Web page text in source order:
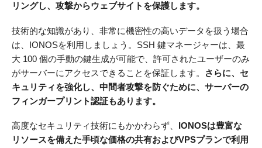
リングし、攻撃からウェブサイトを保護します。
技術的な知識があり、非常に機密性の高いデータを扱う場合
は、IONOSを利用しましょう。SSH 鍵マネージャーは、最
大 100 個の手動の鍵生成が可能で、許可されたユーザーのみ
がサーバーにアクセスできることを保証します。
さらに、セ
キュリティを強化し、中間者攻撃を防ぐために、サーバーの
フィンガープリント認証もあります。
高度なセキュリティ技術にもかかわらず、 IONOSは豊富な
リソースを備えた手頃な価格の共有およびVPSプランで利用